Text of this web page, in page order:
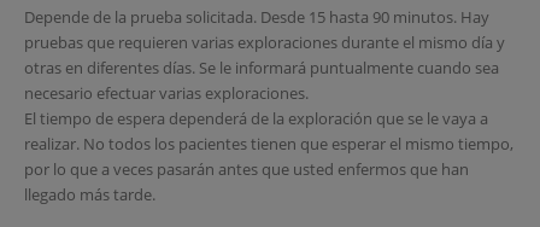
Depende de la prueba solicitada. Desde 15 hasta 90 minutos. Hay
pruebas que requieren varias exploraciones durante el mismo día y
otras en diferentes días. Se le informará puntualmente cuando sea
necesario efectuar varias exploraciones.
El tiempo de espera dependerá de la exploración que se le vaya a
realizar. No todos los pacientes tienen que esperar el mismo tiempo,
por lo que a veces pasarán antes que usted enfermos que han
llegado más tarde.